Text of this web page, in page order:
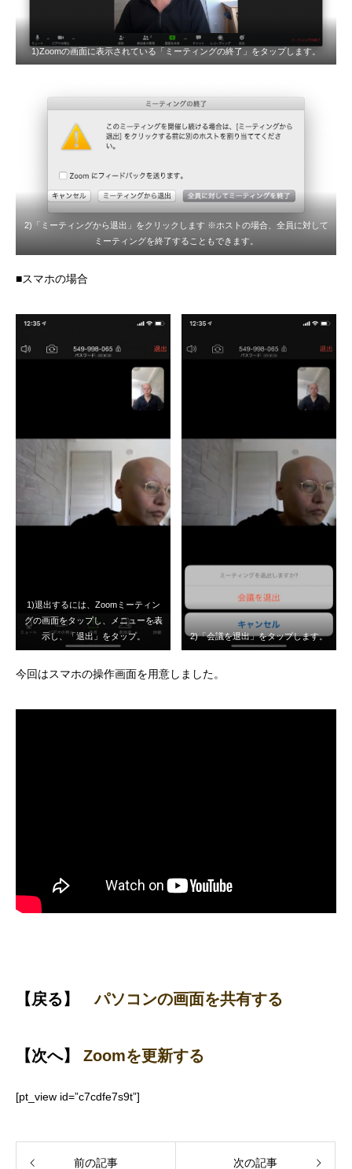
1)Zoomの画面に表示されている「ミーティングの終了」をタップします。
2)「ミーティングから退出」をクリックします ※ホストの場合、全員に対して
ミーティングを終了することもできます。
■スマホの場合
1)退出するには、Zoomミーティン
グの画面をタップし、メニューを表
示し、「退出」をタップ。
2)「会議を退出」をタップします。
今回はスマホの操作画面を用意しました。
【戻る】パソコンの画面を共有する
【次へ】 Zoomを更新する
[pt_view id=”c7cdfe7s9t”]
前の記事 次の記事